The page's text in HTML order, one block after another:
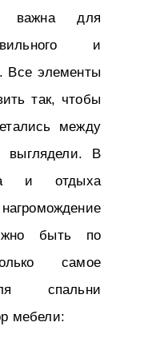
важна для
и
Все элементы
так, чтобы
между
выглядели. В
и отдыха
быть по
самое
спальни
мебели: